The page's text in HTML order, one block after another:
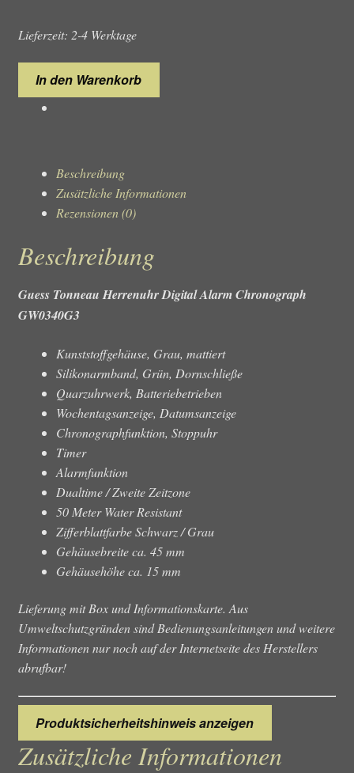
Lieferzeit: 2-4 Werktage
Guess
GW0340G3
Menge
In den Warenkorb
Beschreibung
Zusätzliche Informationen
Rezensionen (0)
Beschreibung
Guess Tonneau Herrenuhr Digital Alarm Chronograph
GW0340G3
Kunststoffgehäuse, Grau, mattiert
Silikonarmband, Grün, Dornschließe
Quarzuhrwerk, Batteriebetrieben
Wochentagsanzeige, Datumsanzeige
Chronographfunktion, Stoppuhr
Timer
Alarmfunktion
Dualtime / Zweite Zeitzone
50 Meter Water Resistant
Zifferblattfarbe Schwarz / Grau
Gehäusebreite ca. 45 mm
Gehäusehöhe ca. 15 mm
Lieferung mit Box und Informationskarte. Aus
Umweltschutzgründen sind Bedienungsanleitungen und weitere
Informationen nur noch auf der Internetseite des Herstellers
abrufbar!
Produktsicherheitshinweis anzeigen
Zusätzliche Informationen